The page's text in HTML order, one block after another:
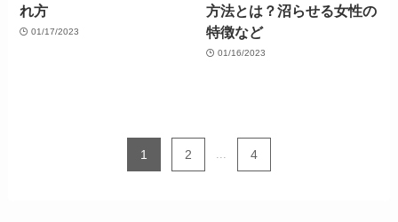
れ方
01/17/2023
方法とは？沼らせる女性の
特徴など
01/16/2023
1 2 ... 4